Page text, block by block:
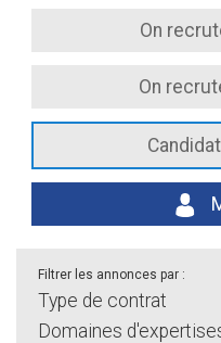
On
On
Filtrer les annonces par :
Type de contrat
Domaines